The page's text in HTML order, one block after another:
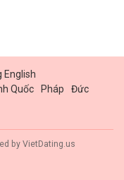
English
Quốc Pháp
Đức
by VietDating.us